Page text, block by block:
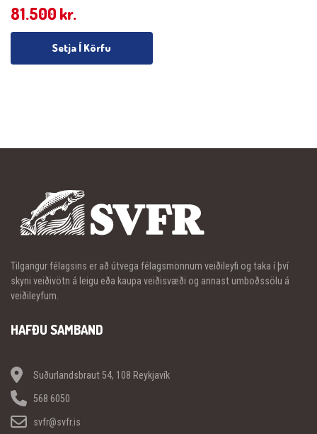
81.500 kr.
Setja Í Körfu
Tilgangur félagsins er að útvega félagsmönnum veiðileyfi og taka í því
skyni veiðivötn á leigu eða kaupa veiðisvæði og annast umboðssölu á
veiðileyfum.
HAFÐU SAMBAND
Suðurlandsbraut 54, 108 Reykjavík
568 6050
svfr@svfr.is